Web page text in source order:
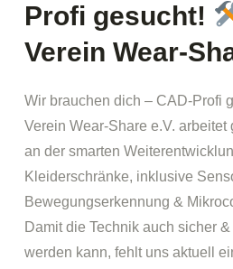
Profi gesucht!
Verein Wear-
Wir brauchen dich – CAD-Profi
Verein Wear-Share e.V.
an der smarten
Kleiderschränke, inklusive
Bewegungserkennung &
Damit die Technik auch sicher
werden kann, fehlt uns aktuell